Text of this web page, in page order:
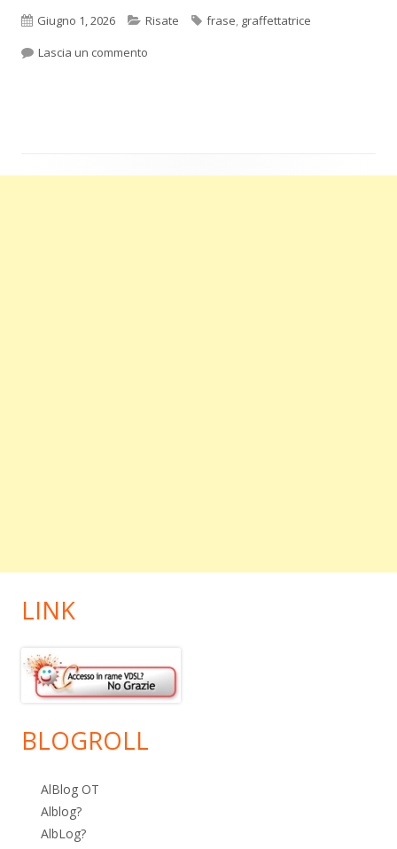
Pubblicato
Giugno 1, 2026 Categorie
Risate Tag
frase, graffettatrice
Lascia un commento
LINK
BLOGROLL
AlBlog OT
Alblog?
AlbLog?